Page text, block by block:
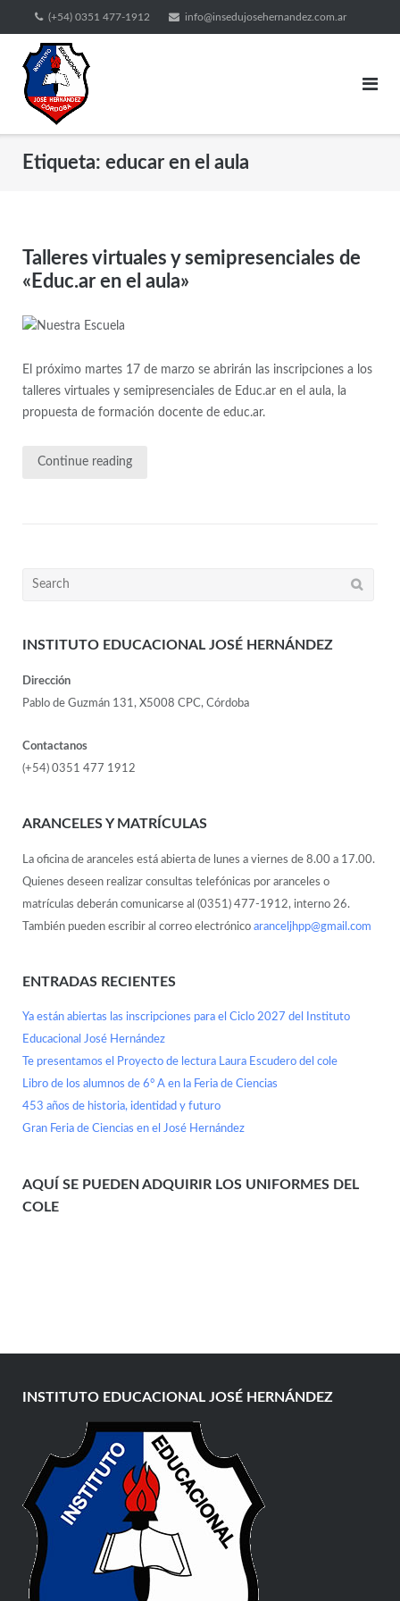
(+54) 0351 477-1912 info@insedujosehernandez.com.ar
Etiqueta: educar en el aula
Talleres virtuales y semipresenciales de
«Educ.ar en el aula»
El próximo martes 17 de marzo se abrirán las inscripciones a los
talleres virtuales y semipresenciales de Educ.ar en el aula, la
propuesta de formación docente de educ.ar.
Continue reading
INSTITUTO EDUCACIONAL JOSÉ HERNÁNDEZ
Dirección
Pablo de Guzmán 131, X5008 CPC, Córdoba
Contactanos
(+54) 0351 477 1912
ARANCELES Y MATRÍCULAS
La oficina de aranceles está abierta de lunes a viernes de 8.00 a 17.00.
Quienes deseen realizar consultas telefónicas por aranceles o
matrículas deberán comunicarse al (0351) 477-1912, interno 26.
También pueden escribir al correo electrónico aranceljhpp@gmail.com
ENTRADAS RECIENTES
Ya están abiertas las inscripciones para el Ciclo 2027 del Instituto
Educacional José Hernández
Te presentamos el Proyecto de lectura Laura Escudero del cole
Libro de los alumnos de 6° A en la Feria de Ciencias
453 años de historia, identidad y futuro
Gran Feria de Ciencias en el José Hernández
AQUÍ SE PUEDEN ADQUIRIR LOS UNIFORMES DEL
COLE
INSTITUTO EDUCACIONAL JOSÉ HERNÁNDEZ